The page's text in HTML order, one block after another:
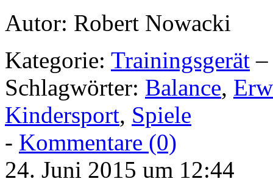
Autor: Robert Nowacki
Kategorie: Trainingsgerät
Schlagwörter: Balance,
Kindersport, Spiele
- Kommentare (0)
24. Juni 2015 um 12:44